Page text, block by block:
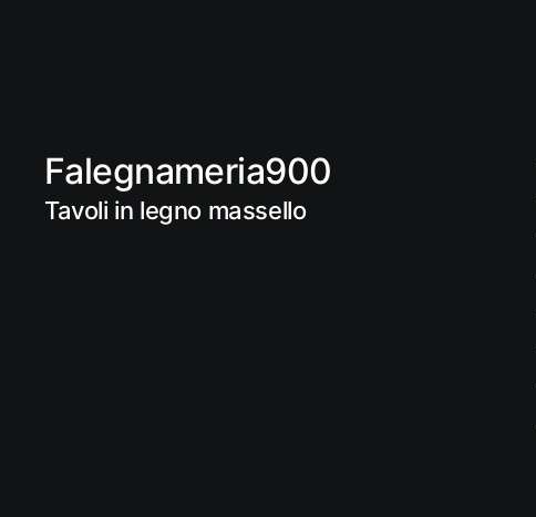
Falegnameria900
Tavoli in legno massello